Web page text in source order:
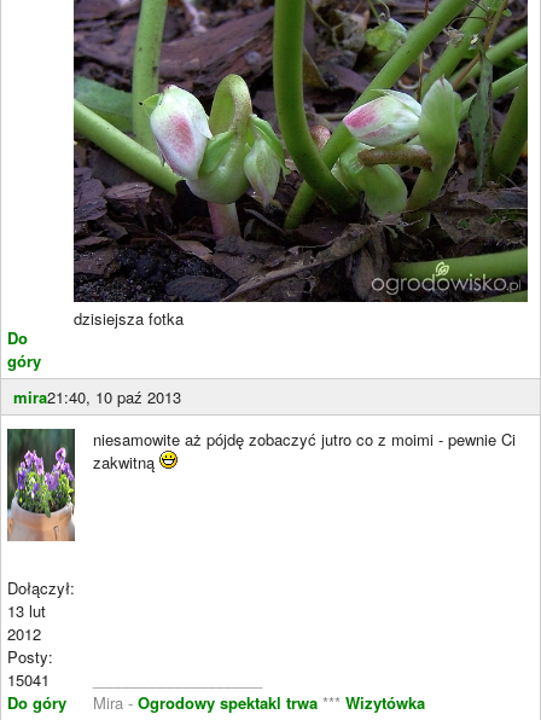
Do
góry
dzisiejsza fotka
mira21:40, 10 paź 2013
Dołączył:
13 lut
2012
Posty:
15041
Do góry
niesamowite aż pójdę zobaczyć jutro co z moimi - pewnie Ci
zakwitną
Mira - Ogrodowy spektakl trwa *** Wizytówka